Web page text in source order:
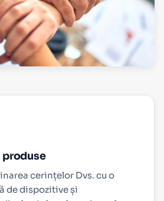
produse
cerințelor Dvs. cu o
de dispozitive și